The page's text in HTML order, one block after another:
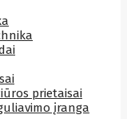
prietaisai
įranga